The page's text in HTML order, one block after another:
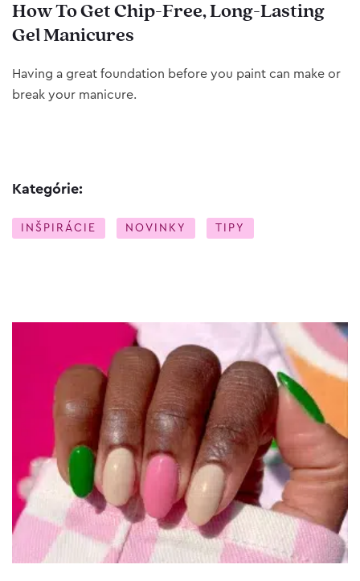
How To Get Chip-Free, Long-Lasting
Gel Manicures
Having a great foundation before you paint can make or
break your manicure.
Kategórie:
INŠPIRÁCIE NOVINKY TIPY